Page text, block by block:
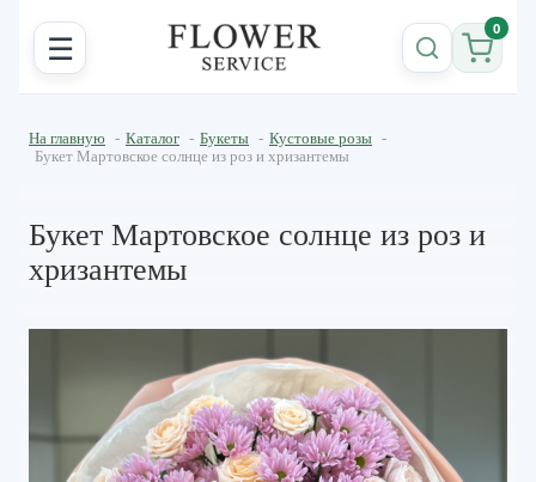
☰ 0
На главную - Каталог - Букеты - Кустовые розы -
Букет Мартовское солнце из роз и хризантемы
Букет Мартовское солнце из роз и
хризантемы